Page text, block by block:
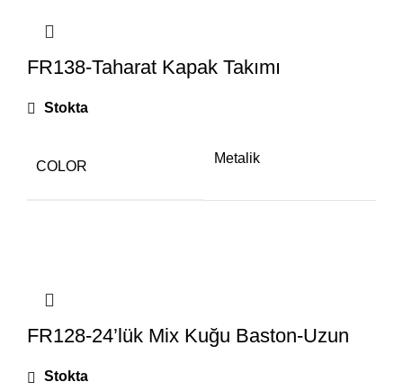
FR138-Taharat Kapak Takımı
Stokta
COLOR
Metalik
FR128-24’lük Mix Kuğu Baston-Uzun
Stokta